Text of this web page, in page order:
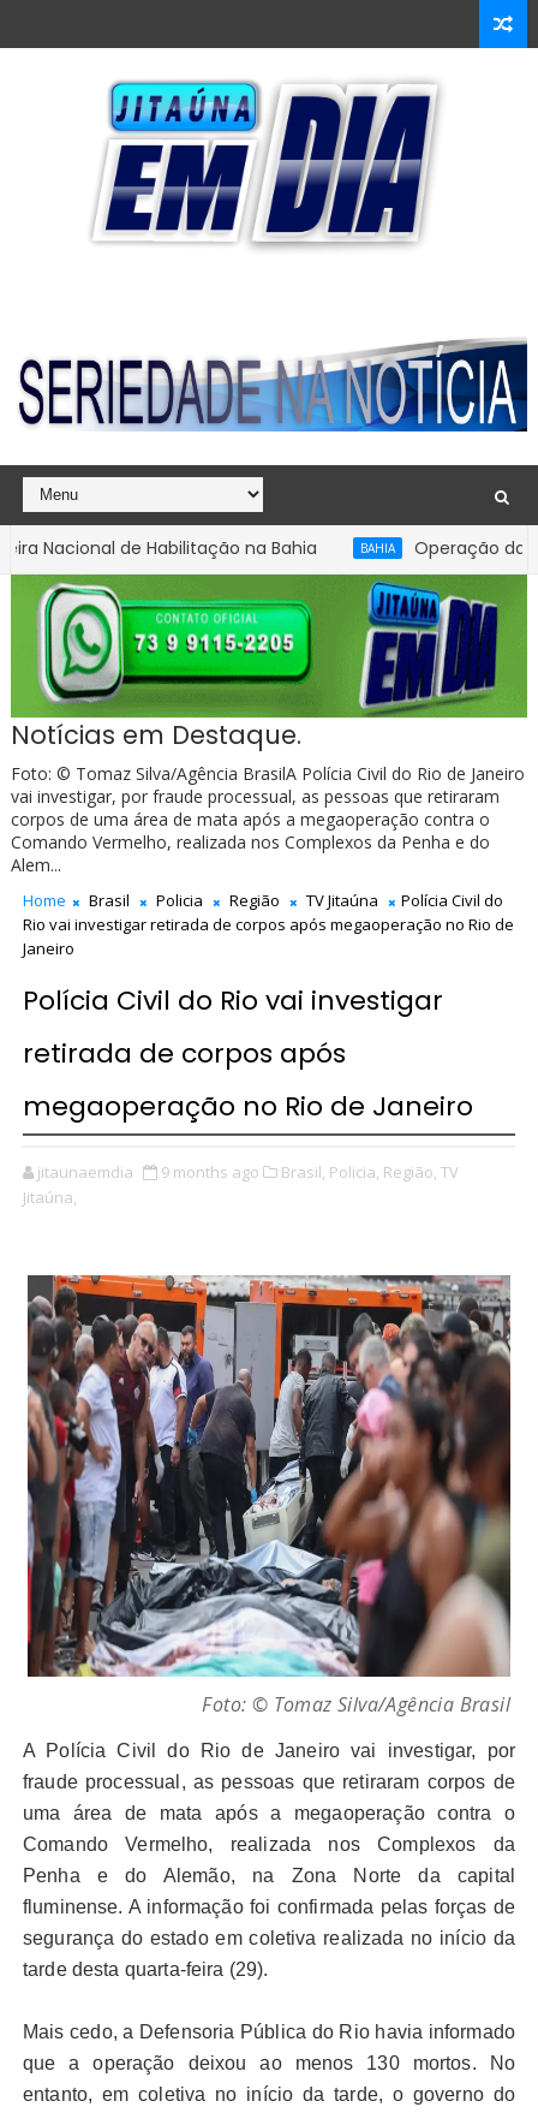
de Habilitação na Bahia BAHIA Operação da Polícia
Notícias em Destaque.
Foto: © Tomaz Silva/Agência BrasilA Polícia Civil do Rio de Janeiro
vai investigar, por fraude processual, as pessoas que retiraram
corpos de uma área de mata após a megaoperação contra o
Comando Vermelho, realizada nos Complexos da Penha e do
Alem...
Home Brasil Policia Região TV Jitaúna
Polícia Civil do
Rio vai investigar retirada de corpos após megaoperação no Rio de
Janeiro
Polícia Civil do Rio vai investigar
retirada de corpos após
megaoperação no Rio de Janeiro
jitaunaemdia 9 months ago Brasil, Policia, Região, TV
Jitaúna,
Foto: © Tomaz Silva/Agência Brasil
A Polícia Civil do Rio de Janeiro vai investigar, por
fraude processual, as pessoas que retiraram corpos de
uma área de mata após a megaoperação contra o
Comando Vermelho, realizada nos Complexos da
Penha e do Alemão, na Zona Norte da capital
fluminense. A informação foi confirmada pelas forças de
segurança do estado em coletiva realizada no início da
tarde desta quarta-feira (29).
Mais cedo, a Defensoria Pública do Rio havia informado
que a operação deixou ao menos 130 mortos. No
entanto, em coletiva no início da tarde, o governo do